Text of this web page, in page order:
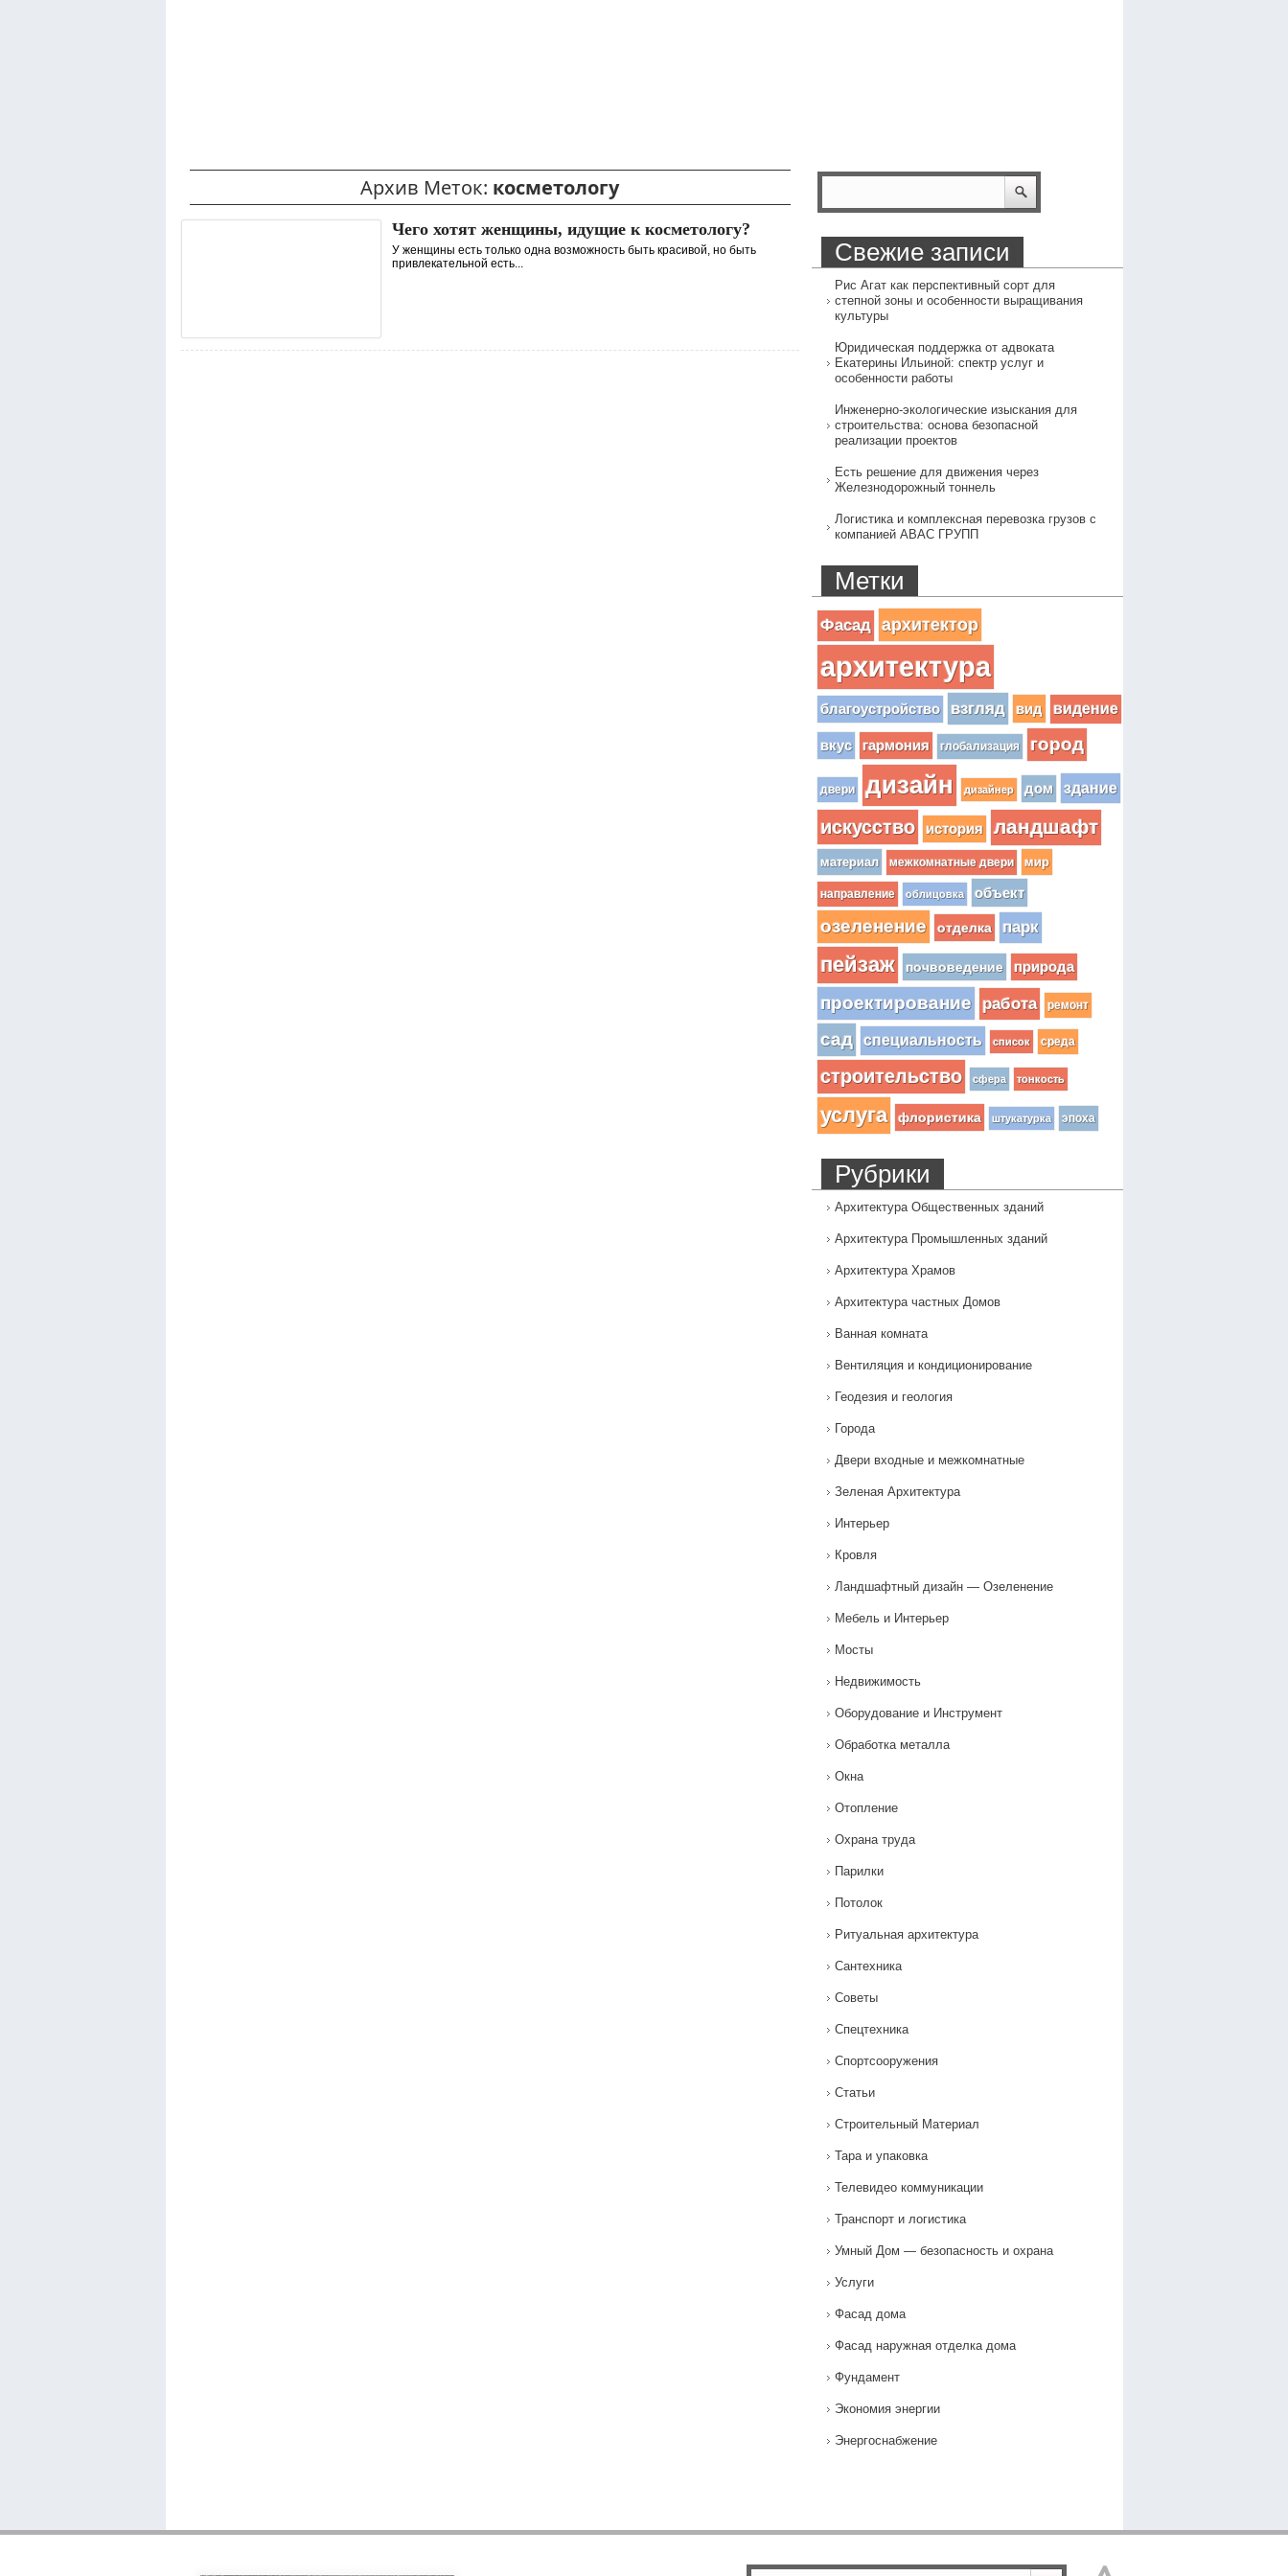
Архив Меток: косметологу
Чего хотят женщины, идущие к косметологу?
У женщины есть только одна возможность быть красивой, но быть
привлекательной есть...
Свежие записи
Рис Агат как перспективный сорт для
степной зоны и особенности выращивания
культуры
Юридическая поддержка от адвоката
Екатерины Ильиной: спектр услуг и
особенности работы
Инженерно-экологические изыскания для
строительства: основа безопасной
реализации проектов
Есть решение для движения через
Железнодорожный тоннель
Логистика и комплексная перевозка грузов с
компанией АВАС ГРУПП
Метки
Фасад архитектор
архитектура
благоустройство взгляд вид видение
вкус гармония глобализация город
двери дизайн дизайнер дом здание
искусство история ландшафт
материал межкомнатные двери мир
направление облицовка объект
озеленение отделка парк
пейзаж почвоведение природа
проектирование работа ремонт
сад специальность список среда
строительство сфера тонкость
услуга флористика штукатурка эпоха
Рубрики
Архитектура Общественных зданий
Архитектура Промышленных зданий
Архитектура Храмов
Архитектура частных Домов
Ванная комната
Вентиляция и кондиционирование
Геодезия и геология
Города
Двери входные и межкомнатные
Зеленая Архитектура
Интерьер
Кровля
Ландшафтный дизайн — Озеленение‎
Мебель и Интерьер
Мосты
Недвижимость
Оборудование и Инструмент
Обработка металла
Окна
Отопление
Охрана труда
Парилки
Потолок
Ритуальная архитектура
Сантехника
Советы
Спецтехника
Спортсооружения
Статьи
Строительный Материал
Тара и упаковка
Телевидео коммуникации
Транспорт и логистика
Умный Дом — безопасность и охрана
Услуги
Фасад дома
Фасад наружная отделка дома
Фундамент
Экономия энергии
Энергоснабжение